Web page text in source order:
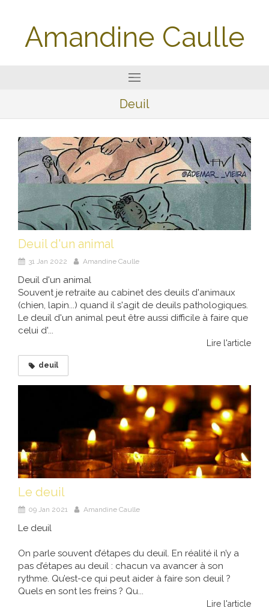
Amandine Caulle
Deuil
Deuil d'un animal
31 Jan 2022 Amandine Caulle
Deuil d'un animal
Souvent je retraite au cabinet des deuils d'animaux
(chien, lapin...) quand il s'agit de deuils pathologiques.
Le deuil d'un animal peut être aussi difficile à faire que
celui d'...
Lire l'article
deuil
Le deuil
09 Jan 2021 Amandine Caulle
Le deuil
On parle souvent d’étapes du deuil. En réalité il n’y a
pas d’étapes au deuil : chacun va avancer à son
rythme. Qu’est-ce qui peut aider à faire son deuil ?
Quels en sont les freins ? Qu...
Lire l'article